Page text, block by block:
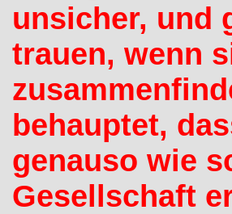
unsicher, und
trauen, wenn
behauptet,
genauso wie
Gesellschaft